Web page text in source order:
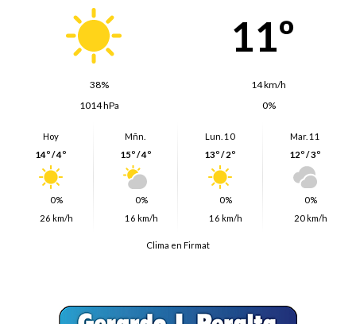
11º
38%
14 km/h
1014 hPa
0%
Hoy
14º / 4º
0%
26 km/h
Mñn.
15º / 4º
0%
16 km/h
Lun. 10
13º / 2º
0%
16 km/h
Mar. 11
12º / 3º
0%
20 km/h
Clima en Firmat